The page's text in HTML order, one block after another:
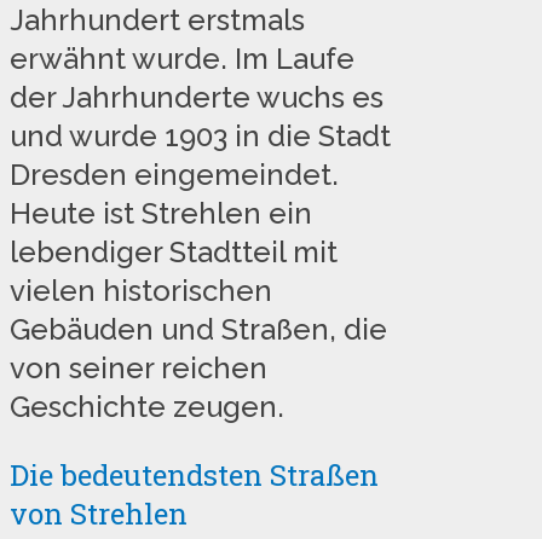
Jahrhundert erstmals
erwähnt wurde. Im Laufe
der Jahrhunderte wuchs es
und wurde 1903 in die Stadt
Dresden eingemeindet.
Heute ist Strehlen ein
lebendiger Stadtteil mit
vielen historischen
Gebäuden und Straßen, die
von seiner reichen
Geschichte zeugen.
Die bedeutendsten Straßen
von Strehlen